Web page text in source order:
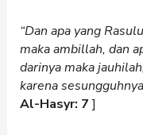
“Dan apa yang
maka ambillah, dan
darinya maka
karena
Al-Hasyr: 7]